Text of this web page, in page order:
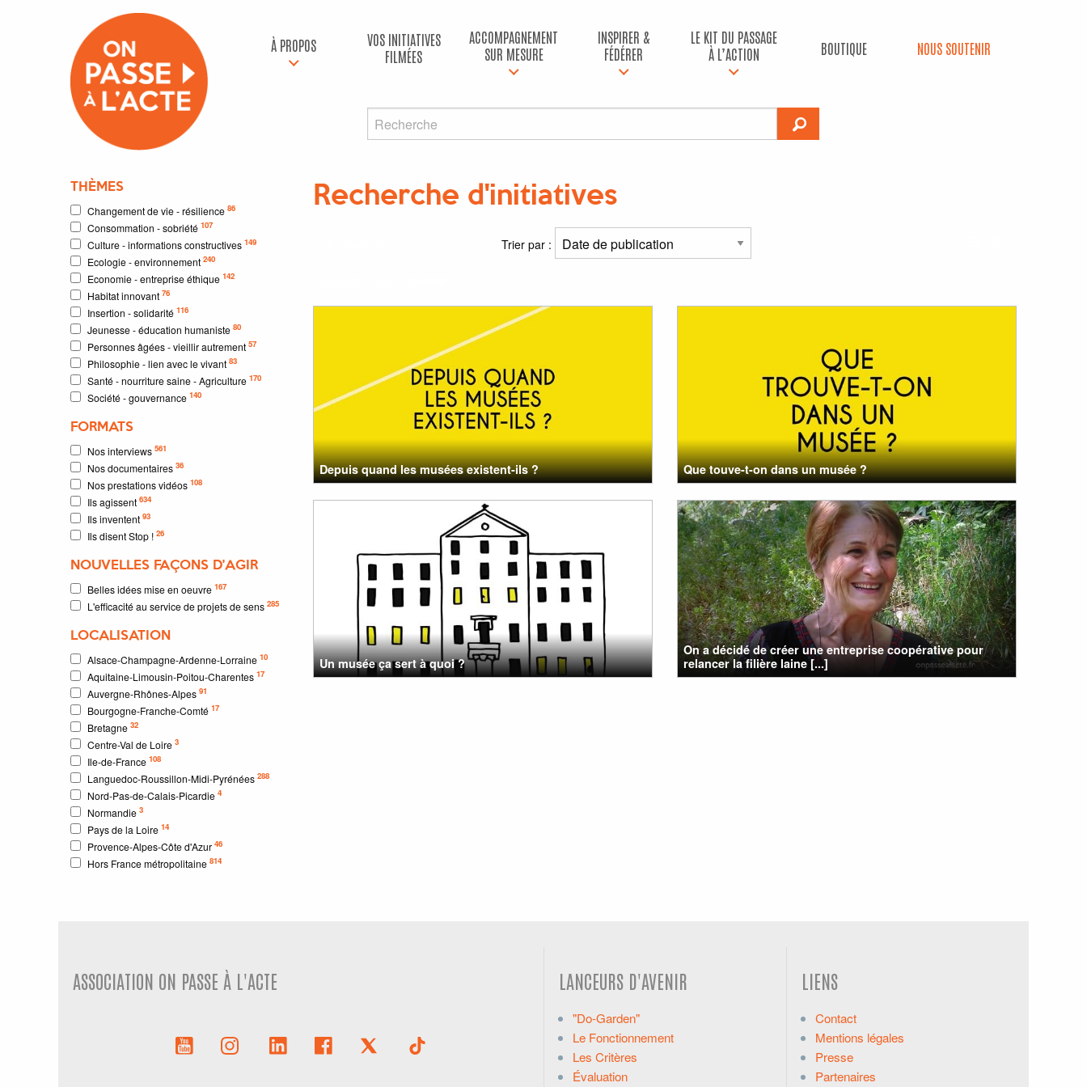
À PROPOS
VOS INITIATIVES
FILMÉES
ACCOMPAGNEMENT
SUR MESURE
INSPIRER &
FÉDÉRER
LE KIT DU PASSAGE
À L’ACTION
BOUTIQUE NOUS SOUTENIR
THÈMES
Changement de vie - résilience 86
Consommation - sobriété 107
Culture - informations constructives 149
Ecologie - environnement 240
Economie - entreprise éthique 142
Habitat innovant 76
Insertion - solidarité 116
Jeunesse - éducation humaniste 80
Personnes âgées - vieillir autrement 57
Philosophie - lien avec le vivant 83
Santé - nourriture saine - Agriculture 170
Société - gouvernance 140
FORMATS
Nos interviews 561
Nos documentaires 36
Nos prestations vidéos 108
Ils agissent 634
Ils inventent 93
Ils disent Stop ! 26
NOUVELLES FAÇONS D'AGIR
Belles idées mise en oeuvre 167
L'efficacité au service de projets de sens 285
LOCALISATION
Alsace-Champagne-Ardenne-Lorraine 10
Aquitaine-Limousin-Poitou-Charentes 17
Auvergne-Rhônes-Alpes 91
Bourgogne-Franche-Comté 17
Bretagne 32
Centre-Val de Loire 3
Ile-de-France 108
Languedoc-Roussillon-Midi-Pyrénées 288
Nord-Pas-de-Calais-Picardie 4
Normandie 3
Pays de la Loire 14
Provence-Alpes-Côte d'Azur 46
Hors France métropolitaine 814
Recherche d'initiatives
Trier par :
Depuis quand les musées existent-ils ? Que touve-t-on dans un musée ?
Un musée ça sert à quoi ?
On a décidé de créer une entreprise coopérative pour
relancer la filière laine [...]
ASSOCIATION ON PASSE À L'ACTE LANCEURS D'AVENIR
"Do-Garden"
Le Fonctionnement
Les Critères
Évaluation
LIENS
Contact
Mentions légales
Presse
Partenaires